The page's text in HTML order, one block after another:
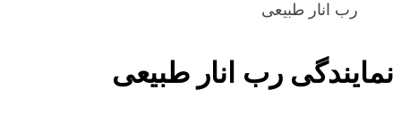
رب انار طبیعی
نمایندگی رب انار طبیعی